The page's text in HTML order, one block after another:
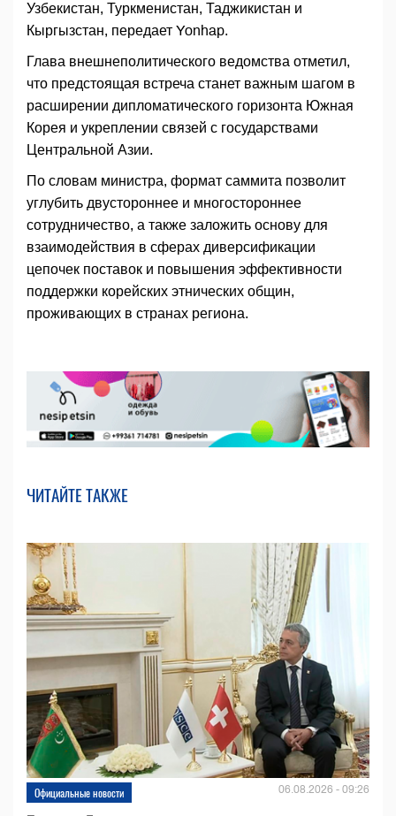
Узбекистан, Туркменистан, Таджикистан и
Кыргызстан, передает Yonhap.
Глава внешнеполитического ведомства отметил,
что предстоящая встреча станет важным шагом в
расширении дипломатического горизонта Южная
Корея и укреплении связей с государствами
Центральной Азии.
По словам министра, формат саммита позволит
углубить двустороннее и многостороннее
сотрудничество, а также заложить основу для
взаимодействия в сферах диверсификации
цепочек поставок и повышения эффективности
поддержки корейских этнических общин,
проживающих в странах региона.
ЧИТАЙТЕ ТАКЖЕ
Официальные новости 06.08.2026 - 09:26